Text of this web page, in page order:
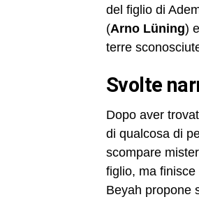
del figlio di
(Arno Lüning)
terre
svolte
Dopo aver
di qualcosa di
scompare
figlio, ma
Beyah propone